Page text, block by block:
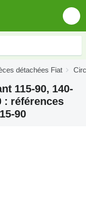
détachées Fiat
115-90, 140-
: références
90